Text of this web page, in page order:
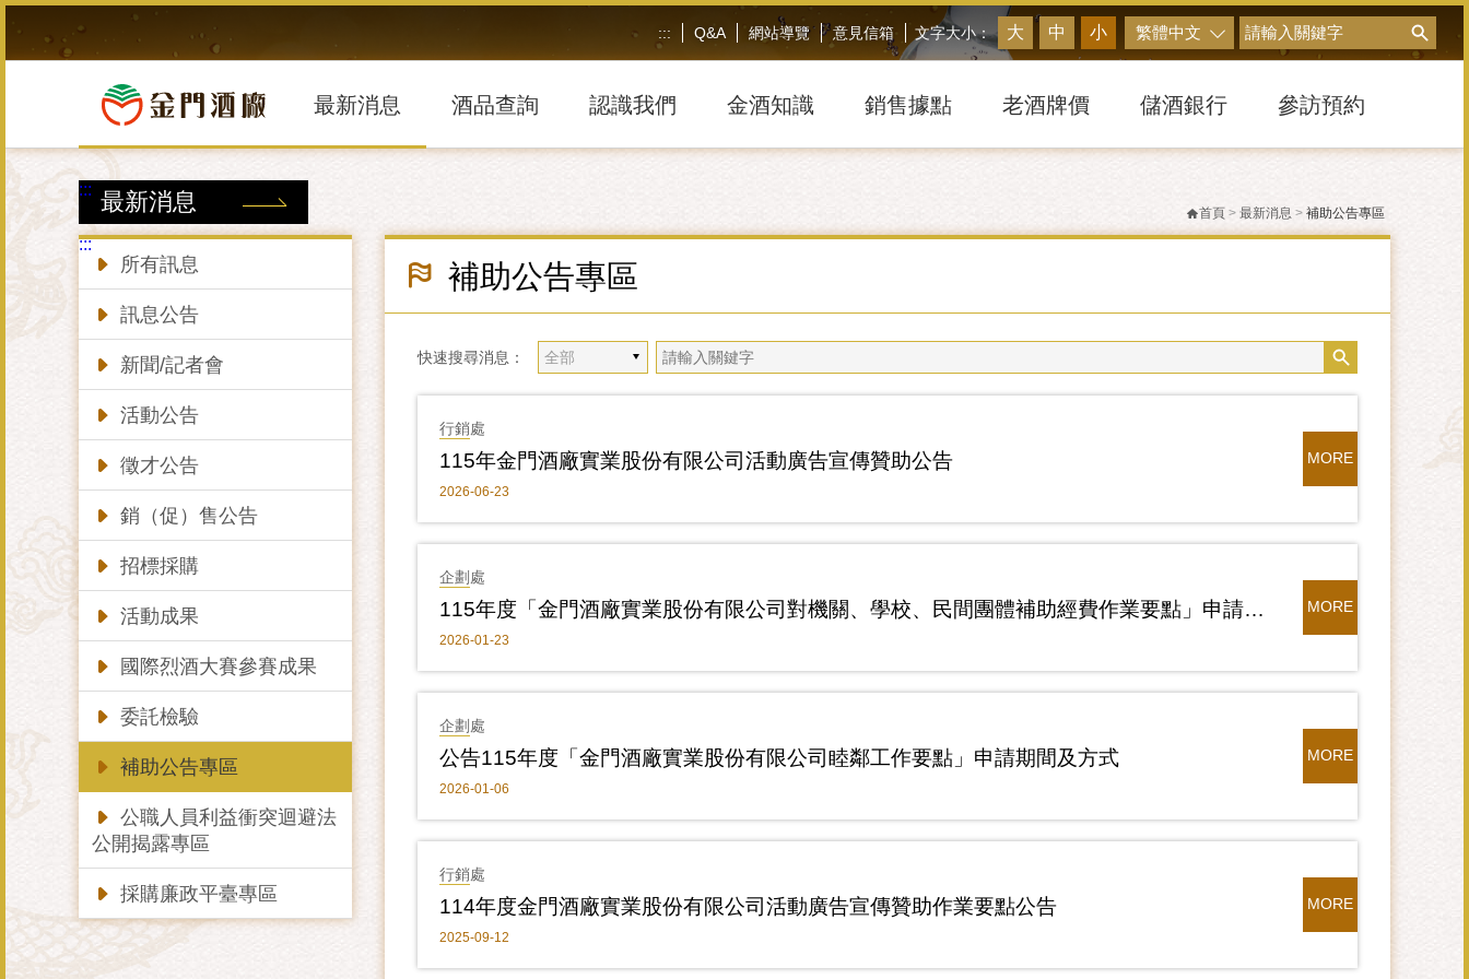
到
塊
搜尋
繁體中文
文字大小： 大 中 小
::: Q&A 網站導覽 意見信箱
最新消息 酒品查詢 認識我們 金酒知識 銷售據點 老酒牌價 儲酒銀行 參訪預約
:::
:::
最新消息
所有訊息
訊息公告
新聞/記者會
活動公告
徵才公告
銷（促）售公告
招標採購
活動成果
國際烈酒大賽參賽成果
委託檢驗
補助公告專區
公職人員利益衝突迴避法
公開揭露專區
採購廉政平臺專區
首頁 > 最新消息 > 補助公告專區
補助公告專區
快速搜尋消息：
行銷處
115年金門酒廠實業股份有限公司活動廣告宣傳贊助公告
2026-06-23
MORE
企劃處
115年度「金門酒廠實業股份有限公司對機關、學校、民間團體補助經費作業要點」申請期間及方式
2026-01-23
MORE
企劃處
公告115年度「金門酒廠實業股份有限公司睦鄰工作要點」申請期間及方式
2026-01-06
MORE
行銷處
114年度金門酒廠實業股份有限公司活動廣告宣傳贊助作業要點公告
2025-09-12
MORE